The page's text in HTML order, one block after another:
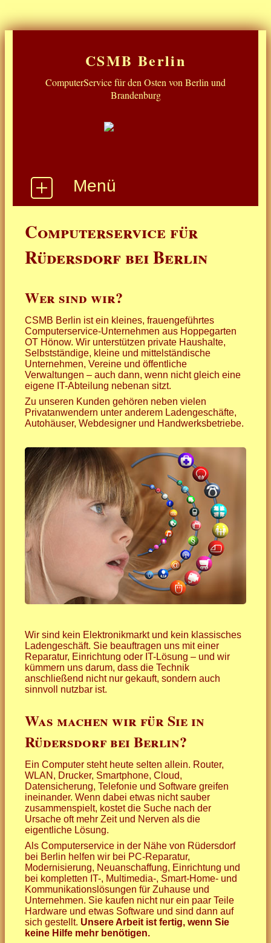
CSMB Berlin
ComputerService für den Osten von Berlin und
Brandenburg
Menü
Win10 Supportende
... für mehr
... für Ihr Netzwerk
... für schnelles Internet
... für Ihr Schätzchen
... für Büro und Homeoffice
Qualifikationen
Kundenmeinungen
Preise
Kontakt
Computerservice für
Rüdersdorf bei Berlin
Wer sind wir?
CSMB Berlin ist ein kleines, frauengeführtes
Computerservice-Unternehmen aus Hoppegarten
OT Hönow. Wir unterstützen private Haushalte,
Selbstständige, kleine und mittelständische
Unternehmen, Vereine und öffentliche
Verwaltungen – auch dann, wenn nicht gleich eine
eigene IT-Abteilung nebenan sitzt.
Zu unseren Kunden gehören neben vielen
Privatanwendern unter anderem Ladengeschäfte,
Autohäuser, Webdesigner und Handwerksbetriebe.
Wir sind kein Elektronikmarkt und kein klassisches
Ladengeschäft. Sie beauftragen uns mit einer
Reparatur, Einrichtung oder IT-Lösung – und wir
kümmern uns darum, dass die Technik
anschließend nicht nur gekauft, sondern auch
sinnvoll nutzbar ist.
Was machen wir für Sie in
Rüdersdorf bei Berlin?
Ein Computer steht heute selten allein. Router,
WLAN, Drucker, Smartphone, Cloud,
Datensicherung, Telefonie und Software greifen
ineinander. Wenn dabei etwas nicht sauber
zusammenspielt, kostet die Suche nach der
Ursache oft mehr Zeit und Nerven als die
eigentliche Lösung.
Als Computerservice in der Nähe von Rüdersdorf
bei Berlin helfen wir bei PC-Reparatur,
Modernisierung, Neuanschaffung, Einrichtung und
bei kompletten IT-, Multimedia-, Smart-Home- und
Kommunikationslösungen für Zuhause und
Unternehmen. Sie kaufen nicht nur ein paar Teile
Hardware und etwas Software und sind dann auf
sich gestellt. Unsere Arbeit ist fertig, wenn Sie
keine Hilfe mehr benötigen.